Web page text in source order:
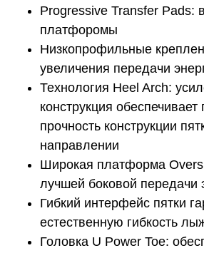
Progressive Transfer Pads:
платфоромы
Низкопрофильные
увеличения передачи
Технология Heel Arch:
конструкция
прочность конструкции
направлении
Широкая платформа
лучшей боковой передачи
Гибкий интерфейс пятки
естественную гибкость
Головка U Power Toe: